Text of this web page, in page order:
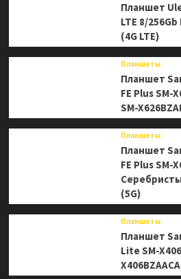
Планшет
LTE 8/
(4G LTE)
Планшеты
Планшет
FE Plus SM-
SM-
Планшеты
Планшет
FE Plus SM-
(5G)
Планшеты
Планшет
Lite SM-